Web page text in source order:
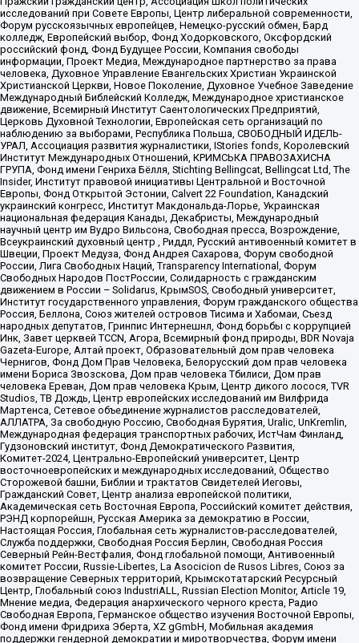
исследований при Совете Европы, Центр либеральной современности,
Форум русскоязычных европейцев, Немецко-русский обмен, Бард
колледж, Европейский выбор, Фонд Ходорковского, Оксфордский
российский фонд, Фонд Будущее России, Компания свободы
информации, Проект Медиа, Международное партнерство за права
человека, Духовное Управление Евангельских Христиан Украинской
Христианской Церкви, Новое Поколение, Духовное Учебное Заведение
Международный Библейский Колледж, Международное христианское
движение, Всемирный Институт Саентологических Предприятий,
Церковь Духовной Технологии, Европейская сеть организаций по
наблюдению за выборами, Республика Польша, СВОБОДНЫЙ ИДЕЛЬ-
УРАЛ, Ассоциация развития журналистики, IStories fonds, Королевский
Институт Международных Отношений, КРИМСЬКА ПРАВОЗАХИСНА
ГРУПА, Фонд имени Генриха Бёлля, Stichting Bellingcat, Bellingcat Ltd, The
Insider, Институт правовой инициативы Центральной и Восточной
Европы, Фонд Открытой Эстонии, Calvert 22 Foundation, Канадский
украинский конгресс, Институт Макдональда-Лорье, Украинская
национальная федерация Канады, Декабристы, Международный
научный центр им Вудро Вильсона, Свободная пресса, Возрождение,
Всеукраинский духовный центр , Риддл, Русский антивоенный комитет в
Швеции, Проект Медуза, Фонд Андрея Сахарова, Форум свободной
России, Лига Свободных Наций, Transparеncy International, Форум
Свободных Народов ПостРоссии, Солидарность с гражданским
движением в России – Solidarus, КрымSOS, Свободный университет,
Институт государственного управления, Форум гражданского общества
Россия, Беллона, Союз жителей островов Тисима и Хабомаи, Съезд
народных депутатов, Гринпис Интернешнл, Фонд борьбы с коррупцией
Инк, Завет церквей TCCN, Агора, Всемирный фонд природы, BDR Novaja
Gazeta-Europe, Алтай проект, Образовательный дом прав человека
Чернигов, Фонд Дом Прав Человека, Белорусский дом прав человека
имени Бориса Звозскова, Дом прав человека Тбилиси, Дом прав
человека Ереван, Дом прав человека Крым, Центр дикого лосося, TVR
Studios, ТВ Дождь, Центр европейских исследований им Вилфрида
Мартенса, Сетевое объединение журналистов расследователей,
АЛЛАТРА, За свободную Россию, Свободная Бурятия, Uralic, UnKremlin,
Международная федерация транспортных рабочих, ИстЧам Финланд,
Гудзоновский институт, Фонд Демократического Развития,
Комитет-2024, Центрально-Европейский университет, Центр
восточноевропейских и международных исследований, Общество
Сторожевой башни, Библии и трактатов Свидетелей Иеговы,
Гражданский Совет, Центр анализа европейской политики,
Академическая сеть Восточная Европа, Российский комитет действия,
РЭНД корпорейшн, Русская Америка за демократию в России,
Настоящая Россия, Глобальная сеть журналистов-расследователей,
Служба поддержки, Свободная Россия Берлин, Свободная Россия
Северный Рейн-Вестфалия, Фонд глобальной помощи, Антивоенный
комитет России, Russie-Libertes, La Asocicion de Rusos Libres, Союз за
возвращение Северных территорий, Крымскотатарский Ресурсный
Центр, Глобальный союз IndustriALL, Russian Election Monitor, Article 19,
Мнение медиа, Федерация анархического черного креста, Радио
Свободная Европа, Германское общество изучения Восточной Европы,
Фонд имени Фридриха Эберта, XZ gGmbH, Мобильная академия
поддержки гендерной демократии и миротворчества, Форум имени